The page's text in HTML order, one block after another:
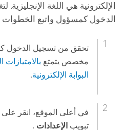
الإلكترونية هي اللغة
الدخول كمسؤول واتبع الخطوات
تحقق من تسجيل الدخول
مخصص يتمتع بالامتيازات
البوابة الإلكترونية.
في أعلى الموقع، انقر على
تبويب الإعدادات .